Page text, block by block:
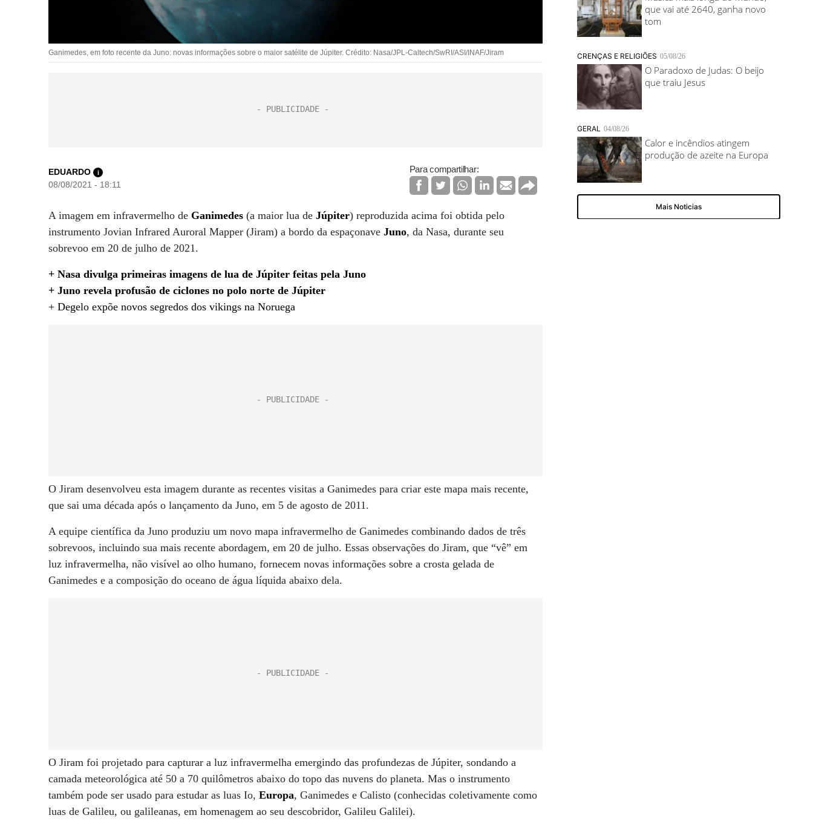
Ganimedes, em foto recente da Juno: novas informações sobre o maior satélite de Júpiter. Crédito: Nasa/JPL-Caltech/SwRI/ASI/INAF/Jiram
EDUARDO i
08/08/2021 - 18:11
Para compartilhar:
A imagem em infravermelho de Ganimedes (a maior lua de Júpiter) reproduzida acima foi obtida pelo
instrumento Jovian Infrared Auroral Mapper (Jiram) a bordo da espaçonave Juno, da Nasa, durante seu
sobrevoo em 20 de julho de 2021.
+ Nasa divulga primeiras imagens de lua de Júpiter feitas pela Juno
+ Juno revela profusão de ciclones no polo norte de Júpiter
+ Degelo expõe novos segredos dos vikings na Noruega
O Jiram desenvolveu esta imagem durante as recentes visitas a Ganimedes para criar este mapa mais recente,
que sai uma década após o lançamento da Juno, em 5 de agosto de 2011.
A equipe científica da Juno produziu um novo mapa infravermelho de Ganimedes combinando dados de três
sobrevoos, incluindo sua mais recente abordagem, em 20 de julho. Essas observações do Jiram, que “vê” em
luz infravermelha, não visível ao olho humano, fornecem novas informações sobre a crosta gelada de
Ganimedes e a composição do oceano de água líquida abaixo dela.
O Jiram foi projetado para capturar a luz infravermelha emergindo das profundezas de Júpiter, sondando a
camada meteorológica até 50 a 70 quilômetros abaixo do topo das nuvens do planeta. Mas o instrumento
também pode ser usado para estudar as luas Io, Europa, Ganimedes e Calisto (conhecidas coletivamente como
luas de Galileu, ou galileanas, em homenagem ao seu descobridor, Galileu Galilei).